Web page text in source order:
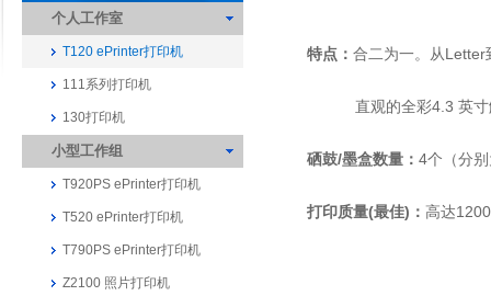
个人工作室
T120 ePrinter打印机
111系列打印机
130打印机
小型工作组
T920PS ePrinter打印机
T520 ePrinter打印机
T790PS ePrinter打印机
Z2100 照片打印机
特点： 合二为一。从Letter
直观的全彩4.3 英寸触
硒鼓/墨盒数量： 4个（分
打印质量(最佳)： 高达